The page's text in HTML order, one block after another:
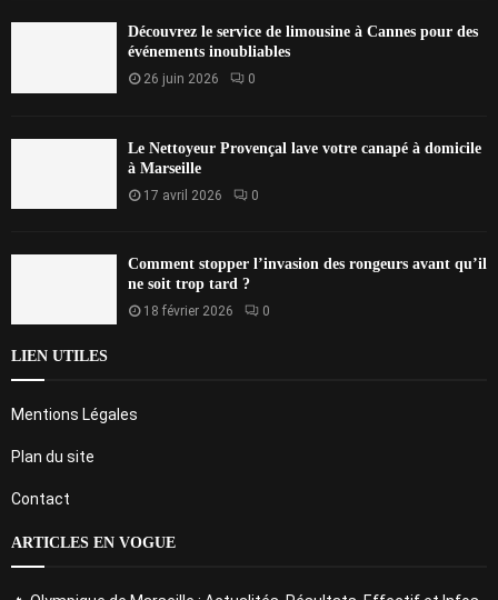
Découvrez le service de limousine à Cannes pour des
événements inoubliables
26 juin 2026 0
Le Nettoyeur Provençal lave votre canapé à domicile
à Marseille
17 avril 2026 0
Comment stopper l’invasion des rongeurs avant qu’il
ne soit trop tard ?
18 février 2026 0
LIEN UTILES
Mentions Légales
Plan du site
Contact
ARTICLES EN VOGUE